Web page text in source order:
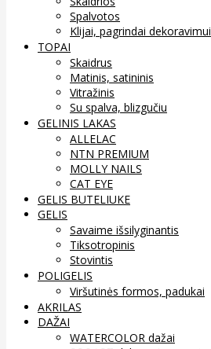
Spalvotos
Klijai, pagrindai dekoravimui
TOPAI
Skaidrus
Matinis, satininis
Vitražinis
Su spalva, blizgučiu
GELINIS LAKAS
ALLELAC
NTN PREMIUM
MOLLY NAILS
CAT EYE
GELIS BUTELIUKE
GELIS
Savaime išsilyginantis
Tiksotropinis
Stovintis
POLIGELIS
Viršutinės formos, padukai
AKRILAS
DAŽAI
WATERCOLOR dažai